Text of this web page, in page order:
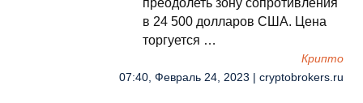
преодолеть зону сопротивления
в 24 500 долларов США. Цена
торгуется …
Крипто
07:40, Февраль 24, 2023 | cryptobrokers.ru